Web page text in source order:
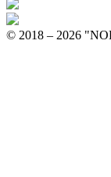
© 2018 – 2026